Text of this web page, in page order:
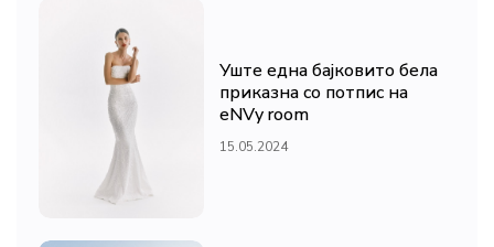
Уште една бајковито бела
приказна со потпис на
eNVy room
15.05.2024